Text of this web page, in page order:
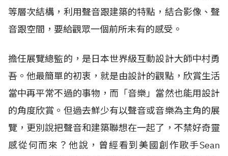
等層次結構，利用聲音跟建築的特點，結合影像、聲
音跟空間，要給觀眾一個前所未有的感受。
擔任展覽總監的，是日本世界級互動設計大師中村勇
吾。他最簡單的初衷，就是由設計的觀點，欣賞生活
當中再平常不過的事物，而「音樂」當然也能用設計
的角度欣賞。但過去鮮少有以聲音或音樂為主角的展
覽，更別說把聲音和建築聯想在一起了，不禁好奇靈
感從何而來？他說，曾經看到美國創作歌手Sean